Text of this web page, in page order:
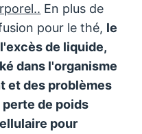
En plus de
pour le thé, le
de liquide,
dans l'organisme
et des problèmes
perte de poids
pour